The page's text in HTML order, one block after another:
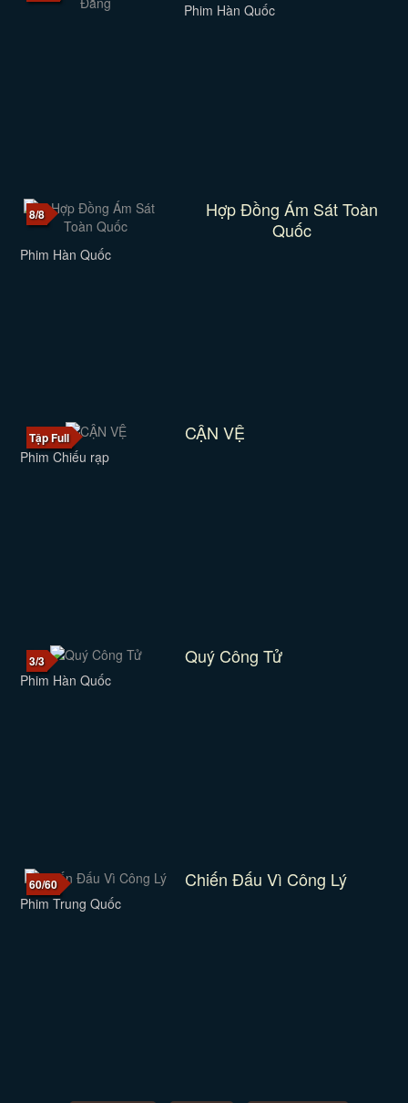
Phim Hàn Quốc
8/8
Hợp Đồng Ám Sát Toàn
Quốc
Phim Hàn Quốc
Tập Full CẬN VỆ
Phim Chiếu rạp
3/3 Quý Công Tử
Phim Hàn Quốc
60/60 Chiến Đấu Vì Công Lý
Phim Trung Quốc